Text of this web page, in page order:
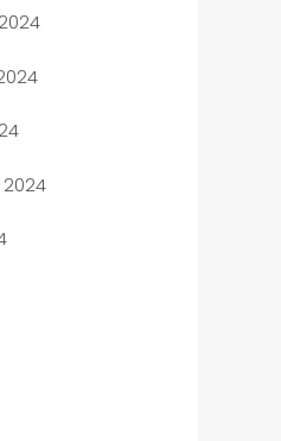
Investment
service